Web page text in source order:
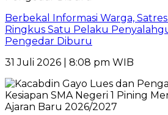
Berbekal Informasi Warga,
Ringkus Satu Pelaku
Pengedar Diburu
31 Juli 2026 | 8:08 pm WIB